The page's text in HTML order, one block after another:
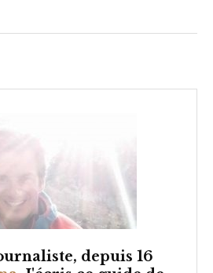
depuis 16